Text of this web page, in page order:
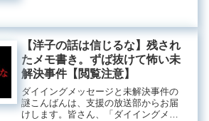
魂』は...
【洋子の話は信じるな】残され
たメモ書き。ずば抜けて怖い未
解決事件【閲覧注意】
ダイイングメッセージと未解決事件の
謎こんばんは、支援の放送部からお届
けします。皆さん、「ダイイングメッ